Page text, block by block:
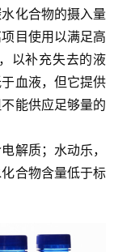
化合物的摄入量
目使用以满足高
以补充失去的液
血液，但它提供
能供应足够量的
解质；水动乐，
合物含量低于标